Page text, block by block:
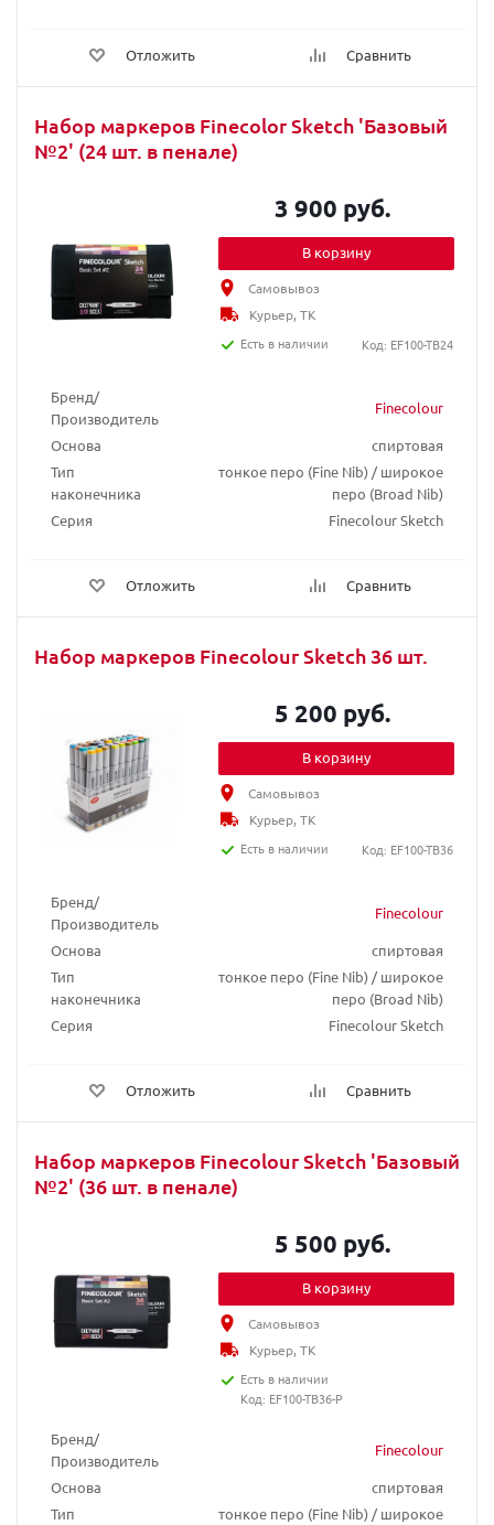
Отложить Сравнить
Набор маркеров Finecolor Sketch 'Базовый
№2' (24 шт. в пенале)
Бренд/
Производитель
Finecolour
Основа
спиртовая
Тип
наконечника
тонкое перо (Fine Nib) / широкое
перо (Broad Nib)
Серия
Finecolour Sketch
Отложить Сравнить
3 900 руб.
В корзину
Самовывоз
Курьер, ТК
Есть в наличии
Код: EF100-TB24
Набор маркеров Finecolour Sketch 36 шт.
Бренд/
Производитель
Finecolour
Основа
спиртовая
Тип
наконечника
тонкое перо (Fine Nib) / широкое
перо (Broad Nib)
Серия
Finecolour Sketch
Отложить Сравнить
5 200 руб.
В корзину
Самовывоз
Курьер, ТК
Есть в наличии
Код: EF100-TB36
Набор маркеров Finecolour Sketch 'Базовый
№2' (36 шт. в пенале)
Бренд/
Производитель
Finecolour
Основа
спиртовая
Тип
тонкое перо (Fine Nib) / широкое
5 500 руб.
В корзину
Самовывоз
Курьер, ТК
Есть в наличии
Код: EF100-TB36-P